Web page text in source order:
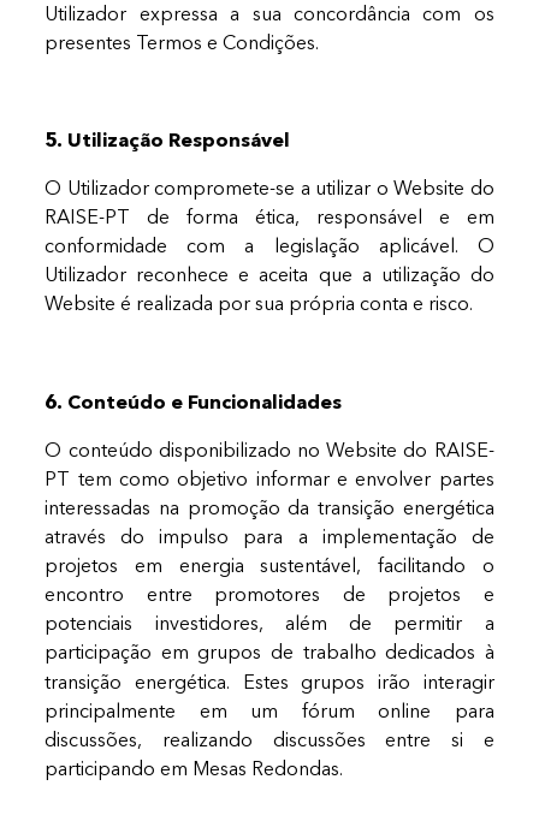
Utilizador expressa a sua concordância com os
presentes Termos e Condições.
5. Utilização Responsável
O Utilizador compromete-se a utilizar o Website do
RAISE-PT de forma ética, responsável e em
conformidade com a legislação aplicável. O
Utilizador reconhece e aceita que a utilização do
Website é realizada por sua própria conta e risco.
6. Conteúdo e Funcionalidades
O conteúdo disponibilizado no Website do RAISE-
PT tem como objetivo informar e envolver partes
interessadas na promoção da transição energética
através do impulso para a implementação de
projetos em energia sustentável, facilitando o
encontro entre promotores de projetos e
potenciais investidores, além de permitir a
participação em grupos de trabalho dedicados à
transição energética.
Estes grupos irão interagir
principalmente em um fórum online para
discussões, realizando discussões entre si e
participando em Mesas Redondas.